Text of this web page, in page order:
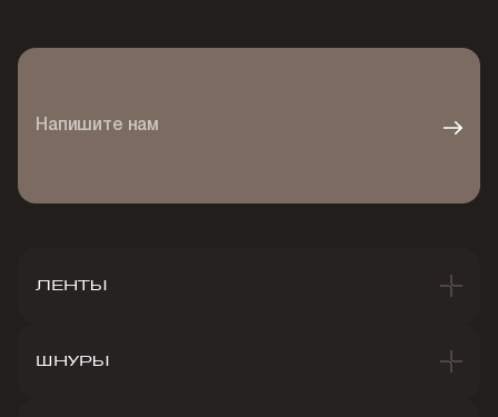
Напишите нам
ЛЕНТЫ
ШНУРЫ